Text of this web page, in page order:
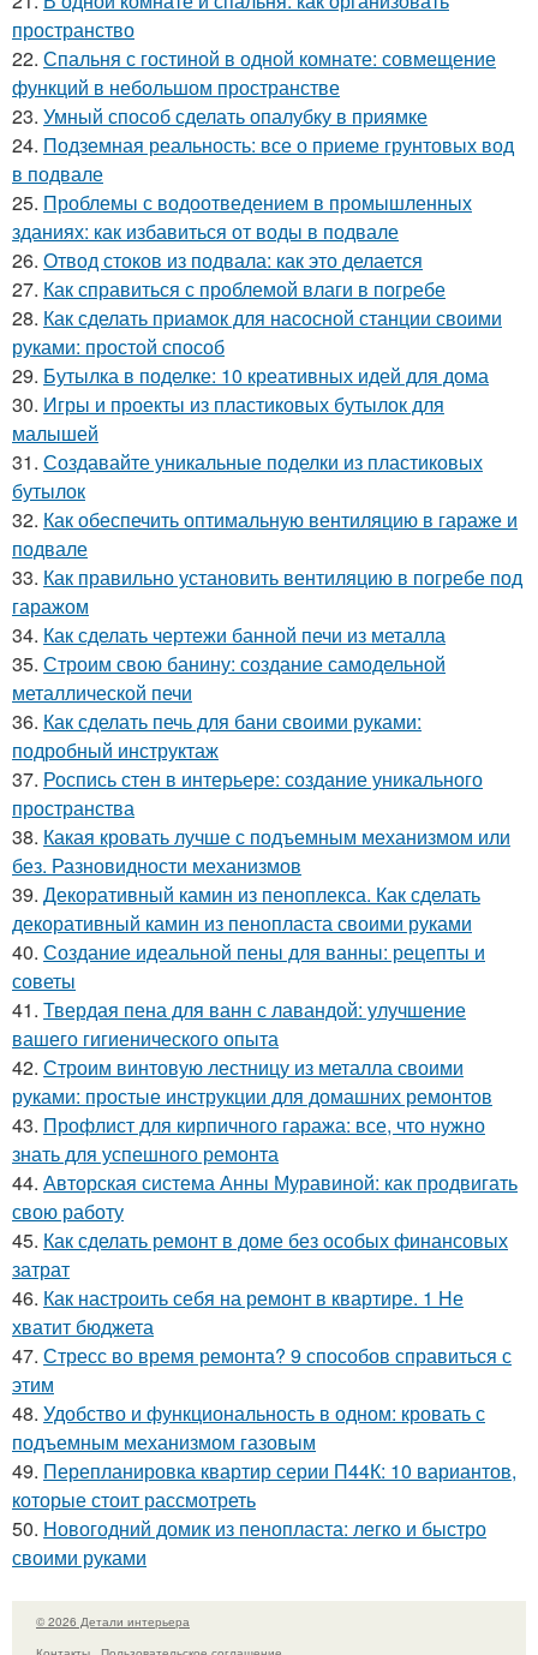
пространство
22. Спальня с гостиной в одной комнате: совмещение
функций в небольшом пространстве
23. Умный способ сделать опалубку в приямке
24. Подземная реальность: все о приеме грунтовых вод
в подвале
25. Проблемы с водоотведением в промышленных
зданиях: как избавиться от воды в подвале
26. Отвод стоков из подвала: как это делается
27. Как справиться с проблемой влаги в погребе
28. Как сделать приамок для насосной станции своими
руками: простой способ
29. Бутылка в поделке: 10 креативных идей для дома
30. Игры и проекты из пластиковых бутылок для
малышей
31. Создавайте уникальные поделки из пластиковых
бутылок
32. Как обеспечить оптимальную вентиляцию в гараже и
подвале
33. Как правильно установить вентиляцию в погребе под
гаражом
34. Как сделать чертежи банной печи из металла
35. Строим свою банину: создание самодельной
металлической печи
36. Как сделать печь для бани своими руками:
подробный инструктаж
37. Роспись стен в интерьере: создание уникального
пространства
38. Какая кровать лучше с подъемным механизмом или
без. Разновидности механизмов
39. Декоративный камин из пеноплекса. Как сделать
декоративный камин из пенопласта своими руками
40. Создание идеальной пены для ванны: рецепты и
советы
41. Твердая пена для ванн с лавандой: улучшение
вашего гигиенического опыта
42. Строим винтовую лестницу из металла своими
руками: простые инструкции для домашних ремонтов
43. Профлист для кирпичного гаража: все, что нужно
знать для успешного ремонта
44. Авторская система Анны Муравиной: как продвигать
свою работу
45. Как сделать ремонт в доме без особых финансовых
затрат
46. Как настроить себя на ремонт в квартире. 1 Не
хватит бюджета
47. Стресс во время ремонта? 9 способов справиться с
этим
48. Удобство и функциональность в одном: кровать с
подъемным механизмом газовым
49. Перепланировка квартир серии П44К: 10 вариантов,
которые стоит рассмотреть
50. Новогодний домик из пенопласта: легко и быстро
своими руками
© 2026 Детали интерьера